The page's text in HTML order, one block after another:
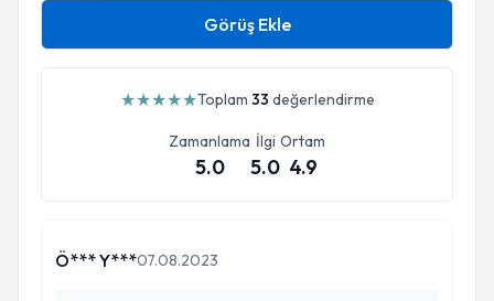
Görüş Ekle
★★★★★Toplam 33 değerlendirme
Zamanlama
5.0
İlgi
5.0
Ortam
4.9
Ö*** Y***07.08.2023